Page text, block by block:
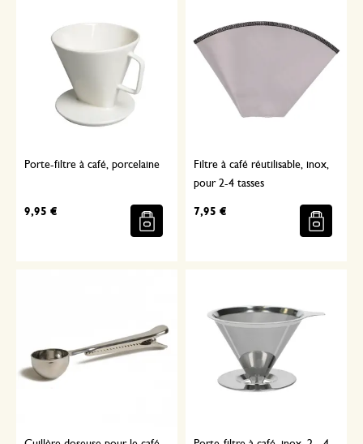
Porte-filtre à café, porcelaine
9,95 €
Filtre à café réutilisable, inox,
pour 2-4 tasses
7,95 €